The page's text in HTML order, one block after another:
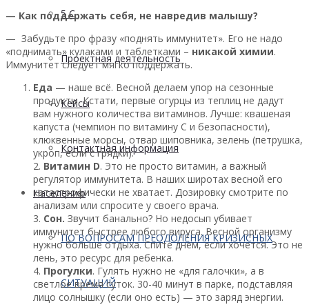
5 С
Проектная деятельность
Кейсы
Контактная информация
Населению
ПО ВОПРОСАМ ПРЕОДОЛЕНИЯ КРИЗИСНЫХ
СИТУАЦИЙ
— Как поддержать себя, не навредив малышу?
— Забудьте про фразу «поднять иммунитет». Его не надо
«поднимать» кулаками и таблетками – никакой химии.
Иммунитет следует мягко поддержать.
Еда — наше всё. Весной делаем упор на сезонные
продукты. Кстати, первые огурцы из теплиц не дадут
вам нужного количества витаминов. Лучше: квашеная
капуста (чемпион по витамину С и безопасности),
клюквенные морсы, отвар шиповника, зелень (петрушка,
укроп, если с грядки).
2. Витамин D. Это не просто витамин, а важный
регулятор иммунитета. В наших широтах весной его
катастрофически не хватает. Дозировку смотрите по
анализам или спросите у своего врача.
3. Сон. Звучит банально? Но недосып убивает
иммунитет быстрее любого вируса. Весной организму
нужно больше отдыха. Спите днем, если хочется. Это не
лень, это ресурс для ребенка.
4. Прогулки. Гулять нужно не «для галочки», а в
светлое время суток. 30-40 минут в парке, подставляя
лицо солнышку (если оно есть) — это заряд энергии.